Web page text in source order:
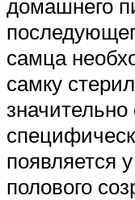
домашнего
самца
самку
значительно
появляется
полового